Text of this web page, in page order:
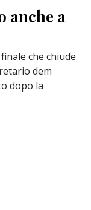
anche a
che chiude
dem
dopo la